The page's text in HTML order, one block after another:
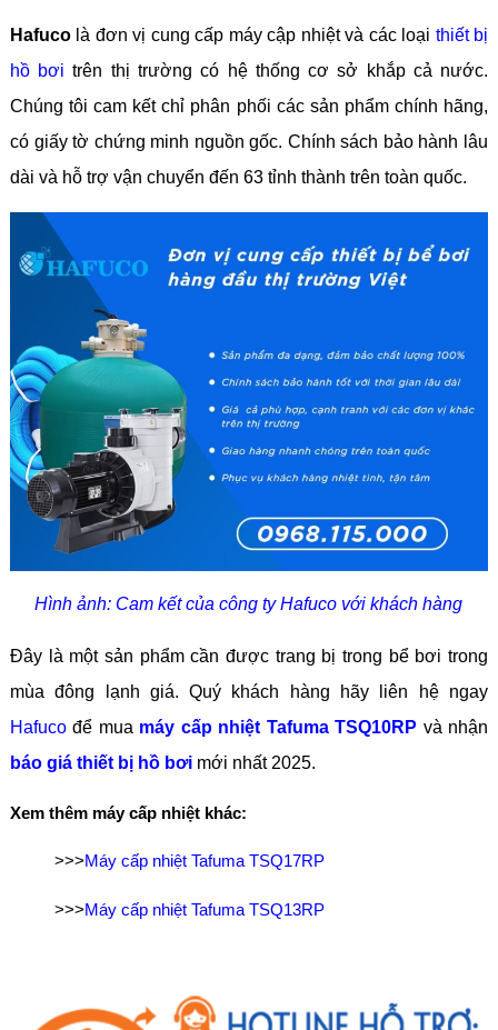
Hafucolà đơn vị cung cấp máy cập nhiệt và các loại thiết bị
hồ bơi trên thị trường có hệ thống cơ sở khắp cả nước.
Chúng tôi cam kết chỉ phân phối các sản phẩm chính hãng,
có giấy tờ chứng minh nguồn gốc. Chính sách bảo hành lâu
dài và hỗ trợ vận chuyển đến 63 tỉnh thành trên toàn quốc.
Hình ảnh: Cam kết của công ty Hafuco với khách hàng
Đây là một sản phẩm cần được trang bị trong bể bơi trong
mùa đông lạnh giá. Quý khách hàng hãy liên hệ ngay
Hafuco để mua máy cấp nhiệt Tafuma TSQ10RP và nhận
báo giá thiết bị hồ bơi mới nhất 2025.
Xem thêm máy cấp nhiệt khác:
>>>Máy cấp nhiệt Tafuma TSQ17RP
>>>Máy cấp nhiệt Tafuma TSQ13RP